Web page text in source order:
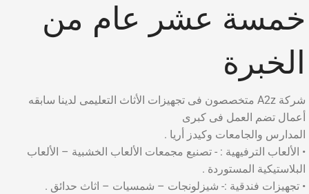
خمسة عشر عام من
الخبرة
شركة A2z متخصصون فى تجهيزات الأثاث التعليمى لدينا سابقه
أعمال تضم العمل فى كبرى
المدارس والجامعات وكيدز أريا .
• الألعاب الترفيهية : - تصنيع مجمعات الألعاب الخشبية – الألعاب
البلاستيكية المستوردة .
• تجهيزات فندقية :- شيزلونجات – شمسيات – اثاث حدائق .